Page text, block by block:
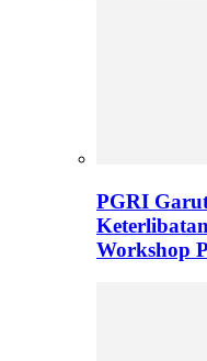
PGRI
Workshop